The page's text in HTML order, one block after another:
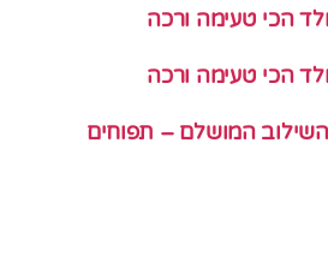
הכי טעימה ורכה
הכי טעימה ורכה
המושלם – תפוחים